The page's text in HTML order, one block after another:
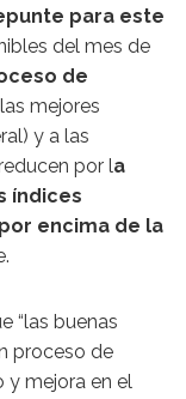
para este
del mes de
de
mejores
y a las
por la
índices
encima de la
“las buenas
proceso de
y mejora en el